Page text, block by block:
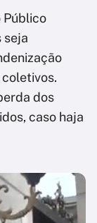
Público
seja
dos
caso haja